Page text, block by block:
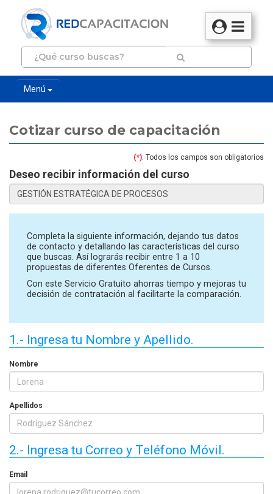
Menú
Cotizar curso de capacitación
(*): Todos los campos son obligatorios
Deseo recibir información del curso
Completa la siguiente información, dejando tus datos
de contacto y detallando las características del curso
que buscas. Así lograrás recibir entre 1 a 10
propuestas de diferentes Oferentes de Cursos.
Con este Servicio Gratuito ahorras tiempo y mejoras tu
decisión de contratación al facilitarte la comparación.
1.- Ingresa tu Nombre y Apellido.
Nombre
Apellidos
2.- Ingresa tu Correo y Teléfono Móvil.
Email